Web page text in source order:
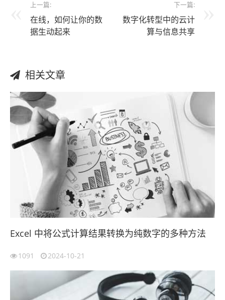
上一篇:
在线，如何让你的数
据生动起来
下一篇:
数字化转型中的云计
算与信息共享
相关文章
Excel 中将公式计算结果转换为纯数字的多种方法
1091 2024-10-21